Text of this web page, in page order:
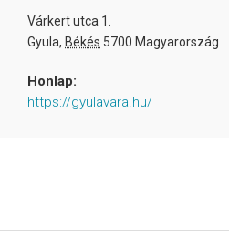
Várkert utca 1.
Gyula, Békés 5700 Magyarország
Honlap:
https://gyulavara.hu/